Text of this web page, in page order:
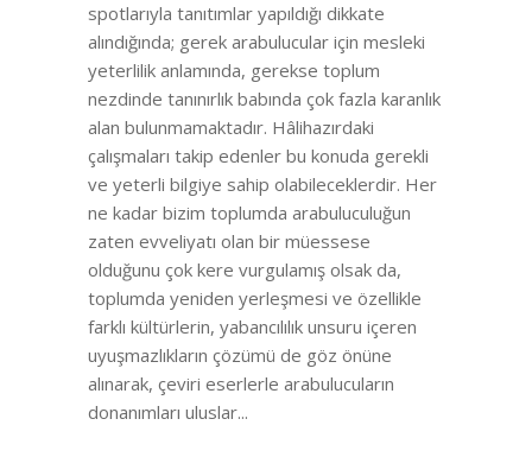
spotlarıyla tanıtımlar yapıldığı dikkate
alındığında; gerek arabulucular için mesleki
yeterlilik anlamında, gerekse toplum
nezdinde tanınırlık babında çok fazla karanlık
alan bulunmamaktadır. Hâlihazırdaki
çalışmaları takip edenler bu konuda gerekli
ve yeterli bilgiye sahip olabileceklerdir. Her
ne kadar bizim toplumda arabuluculuğun
zaten evveliyatı olan bir müessese
olduğunu çok kere vurgulamış olsak da,
toplumda yeniden yerleşmesi ve özellikle
farklı kültürlerin, yabancılılık unsuru içeren
uyuşmazlıkların çözümü de göz önüne
alınarak, çeviri eserlerle arabulucuların
donanımları uluslar...